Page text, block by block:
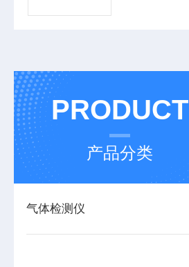
PRODUCT
产品分类
气体检测仪